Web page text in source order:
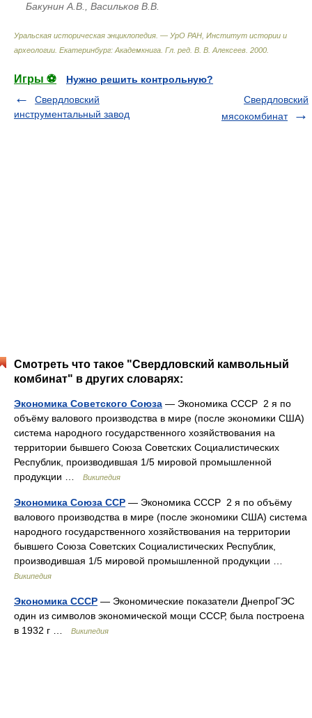
Бакунин А.В., Васильков В.В.
Уральская историческая энциклопедия. — УрО РАН, Институт истории и
археологии. Екатеринбург: Академкнига Гл. ред. В. В. Алексеев 2000
Игры ⚽
Нужно решить контрольную?
Свердловский
инструментальный завод
Свердловский
мясокомбинат
Смотреть что такое "Свердловский камвольный
комбинат" в других словарях:
Экономика Советского Союза — Экономика СССР 2 я по
объёму валового производства в мире (после экономики США)
система народного государственного хозяйствования на
территории бывшего Союза Советских Социалистических
Республик, производившая 1/5 мировой промышленной
продукции …
Википедия
Экономика Союза ССР — Экономика СССР 2 я по объёму
валового производства в мире (после экономики США) система
народного государственного хозяйствования на территории
бывшего Союза Советских Социалистических Республик,
производившая 1/5 мировой промышленной продукции …
Википедия
Экономика СССР — Экономические показатели ДнепроГЭС
один из символов экономической мощи СССР, была построена
в 1932 г …
Википедия